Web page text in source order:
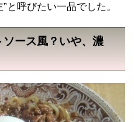
と呼びたい一品でした。
ース風？いや、濃